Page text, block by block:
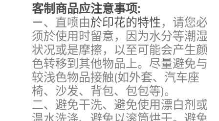
客制商品应注意事项:
ㄧ、直喷由於印花的特性，请您必
须於使用时留意，因为水分等潮湿
状况或是摩擦，以至可能会产生颜
色转移到其他物品上。尽量避免与
较浅色物品接触(如外套、汽车座
椅、沙发、背包、包包等)。
二、避免干洗、避免使用漂白剂或
温水洗涤、避免以滚筒烘干。避免